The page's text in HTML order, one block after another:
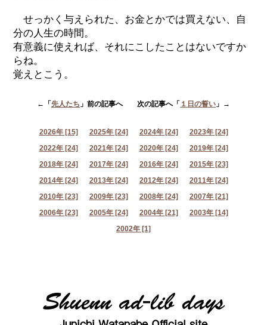
せっかく与えられた、お金とかでは買えない、自
分の人生の時間。
有意義に使えれば、それにこしたことはないですか
らね。
覚えとこう。
←「先人たち 」前の記事へ 次の記事へ「 １日の誓い 」→
2026年 [15] 2025年 [24] 2024年 [24]
2023年 [24]
2022年 [24]
2021年 [24] 2020年 [24]
2019年 [24]
2018年 [24]
2017年 [24] 2016年 [24]
2015年 [23]
2014年 [24]
2013年 [24] 2012年 [24]
2011年 [24]
2010年 [23]
2009年 [23] 2008年 [24]
2007年 [21]
2006年 [23]
2005年 [24] 2004年 [21]
2003年 [14]
2002年 [1]
Shuenn ad-lib days